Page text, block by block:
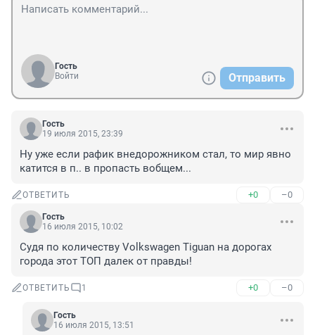
Гость
Войти
Отправить
Гость
19 июля 2015, 23:39
Ну уже если рафик внедорожником стал, то мир явно
катится в п.. в пропасть вобщем...
ОТВЕТИТЬ +0 –0
Гость
16 июля 2015, 10:02
Судя по количеству Volkswagen Tiguan на дорогах
города этот ТОП далек от правды!
ОТВЕТИТЬ 1 +0 –0
Гость
16 июля 2015, 13:51